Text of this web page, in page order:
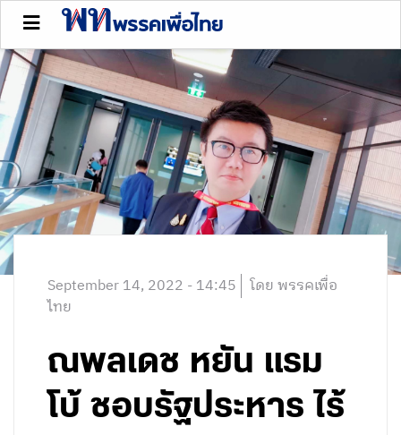
September 14, 2022 - 14:45 โดย พรรคเพื่อ
ไทย
ณพลเดช หยัน แรม
โบ้ ชอบรัฐประหาร ไร้